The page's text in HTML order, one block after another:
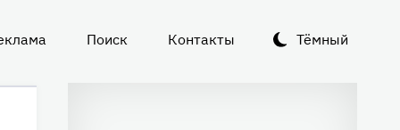
Тёмный
Поиск Контакты